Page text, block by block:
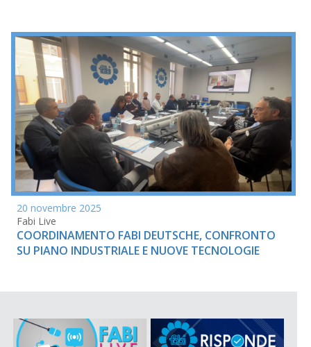
20 novembre 2025
Fabi Live
COORDINAMENTO FABI DEUTSCHE, CONFRONTO
SU PIANO INDUSTRIALE E NUOVE TECNOLOGIE